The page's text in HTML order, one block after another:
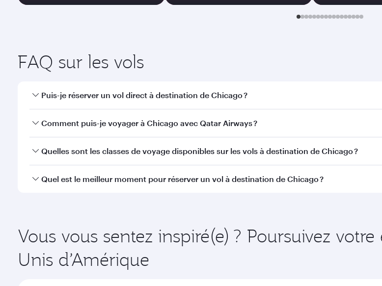
FAQ sur les vols
Puis-je réserver un vol direct à destination de Chicago ?
Oui, Qatar Airways opère des vols directs vers Chicago. Recherchez les vols depuis notre
Comment puis-je voyager à Chicago avec Qatar Airways ?
Vous pouvez voyager directement à Chicago avec Qatar Airways. Nous desservons plus de
Quelles sont les classes de voyage disponibles sur les vols à destination de Chicago ?
La disponibilité des classes de voyage dépend de l'itinéraire et de la compagnie aérienne
Quel est le meilleur moment pour réserver un vol à destination de Chicago ?
Vous vous sentez inspiré(e) ? Poursuivez
Unis d’Amérique